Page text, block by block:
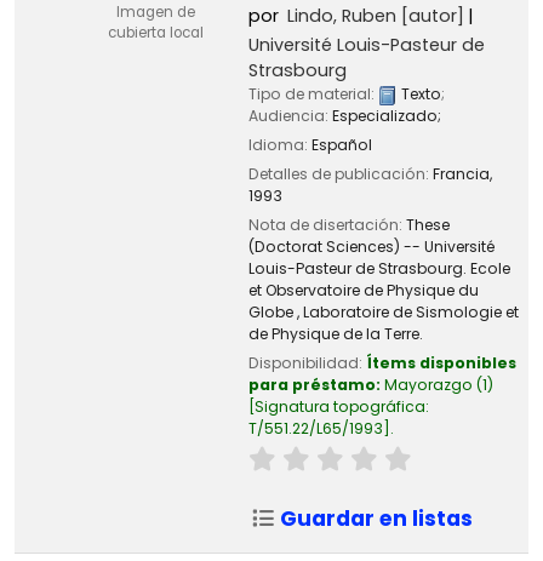
Imagen de
cubierta local
por Lindo, Ruben [autor]
Université Louis-Pasteur de
Strasbourg
Tipo de material: Texto;
Audiencia: Especializado;
Idioma: Español
Detalles de publicación: Francia,
1993
Nota de disertación: These
(Doctorat Sciences) -- Université
Louis-Pasteur de Strasbourg. Ecole
et Observatoire de Physique du
Globe , Laboratoire de Sismologie et
de Physique de la Terre.
Disponibilidad: Ítems disponibles
para préstamo: Mayorazgo (1)
Signatura topográfica:
T/551.22/L65/1993 .
Guardar en listas